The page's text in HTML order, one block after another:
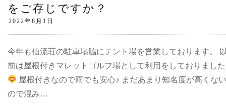
をご存じですか？
今年も仙流荘の駐車場脇にテント場を営業しております。
前は屋根付きマレットゴルフ場として利用をしておりました
屋根付きなので雨でも安心♪ まだあまり知名度が高くな
ので混み…